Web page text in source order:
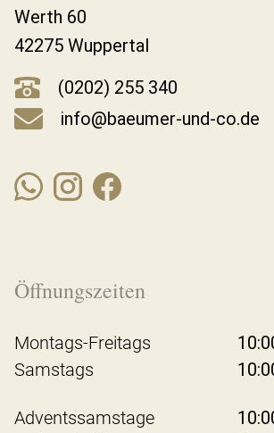
Werth 60
42275 Wuppertal
(0202) 255 340
info@baeumer-und-co.de
Öffnungszeiten
Montags-Freitags
Samstags
Adventssamstage